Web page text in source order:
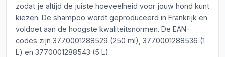
zodat je altijd de juiste hoeveelheid voor jouw hond kunt
kiezen. De shampoo wordt geproduceerd in Frankrijk en
voldoet aan de hoogste kwaliteitsnormen. De EAN-
codes zijn 3770001288529 (250 ml), 3770001288536 (1
L) en 3770001288543 (5 L).